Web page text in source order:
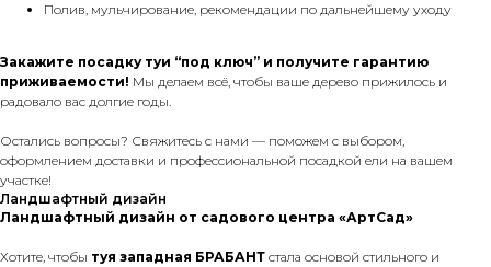
Полив, мульчирование, рекомендации по дальнейшему уходу
Закажите посадку туи “под ключ” и получите гарантию
приживаемости! Мы делаем всё, чтобы ваше дерево прижилось и
радовало вас долгие годы.
Остались вопросы? Свяжитесь с нами — поможем с выбором,
оформлением доставки и профессиональной посадкой ели на вашем
участке!
Ландшафтный дизайн
Ландшафтный дизайн от садового центра «АртСад»
Хотите, чтобы туя западная БРАБАНТ стала основой стильного и